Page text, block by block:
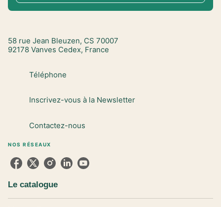
58 rue Jean Bleuzen, CS 70007
92178 Vanves Cedex, France
Téléphone
Inscrivez-vous à la Newsletter
Contactez-nous
NOS RÉSEAUX
Le catalogue